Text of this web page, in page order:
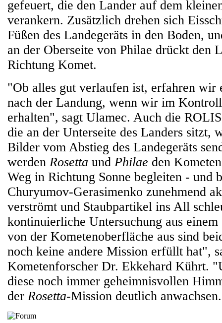
gefeuert, die den Lander auf dem
verankern. Zusätzlich drehen sich
Füßen des Landegeräts in den Boden,
an der Oberseite von Philae drückt den
Richtung Komet.
"Ob alles gut verlaufen ist, erfahren wir
nach der Landung, wenn wir im
erhalten", sagt Ulamec. Auch die
die an der Unterseite des Landers sitzt,
Bilder vom Abstieg des Landegeräts
werden Rosetta und Philae den
Weg in Richtung Sonne begleiten - und
Churyumov-Gerasimenko zunehmend
verströmt und Staubpartikel ins All
kontinuierliche Untersuchung aus
von der Kometenoberfläche aus sind
noch keine andere Mission erfüllt hat",
Kometenforscher Dr. Ekkehard Kührt.
diese noch immer geheimnisvollen
der Rosetta-Mission deutlich